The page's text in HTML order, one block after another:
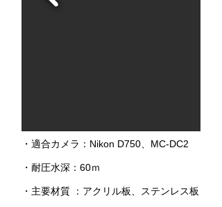
・適合カメラ：Nikon D750、MC-DC2
・耐圧水深：60ｍ
・主要材質 ：アクリル板、ステンレス板